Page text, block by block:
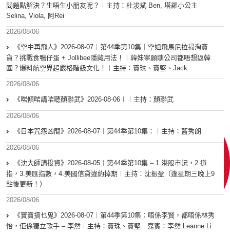
問題點解決？生唔生小朋友呢？︱主持：杜浚斌 Ben, 塔羅小公主
Selina, Viola, 阿Rei
2026/08/06
《空中再飛人》2026-08-07︱第44季第10集｜空姐飛馬尼拉掃淘寶
貨？挑戰食鴨仔蛋 + Jollibee隱藏用法！︱韓妹寧願瞓公司都唔想返韓
國？爆料航空界超嚴格階級文化！︱主持：寶珠、寶堅、Jack
2026/08/06
《啱傾啱講啱聽顏聯武》2026-08-06︱︱主持：顏聯武
2026/08/06
《日本咒怨凶間》2026-08-07︱第44季第10集：︱主持：藍秀朗
2026/08/06
《沈大師講投資》2026-08-05︱第44季第10集 – 1.港股市況，2.道
指，3.美匯指數，4.美國信貸違約掉期︱主持：沈振盈（逢星期三晚上9
點後更新！）
2026/08/06
《寶寶搞乜鬼》2026-08-07︱第44季第10集︰唔係李賢，都唔係林秀
怡，佢係獨立歌手 – 李然︱主持：寶珠、寶堅 嘉賓：李然 Leanne Li